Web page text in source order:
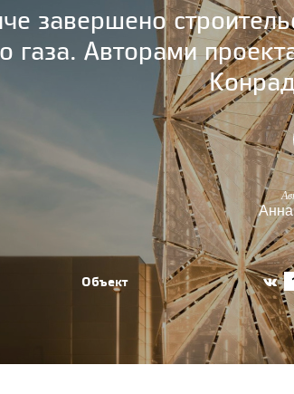
завершено
газа. Авторами
Объект